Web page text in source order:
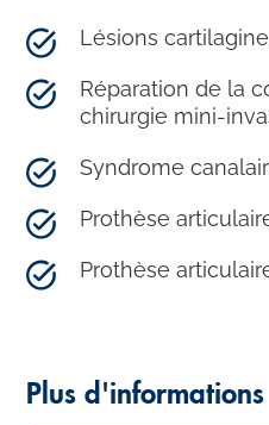
Lésions
Réparation de la
chirurgie mini-
Syndrome
Prothèse
Prothèse
Plus d'informations